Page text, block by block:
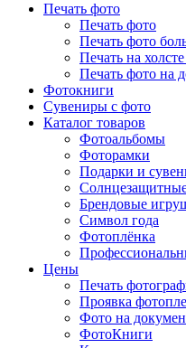
Печать фото
Печать фото
Печать фото
Печать на
Печать фото на
Фотокниги
Сувениры с фото
Каталог товаров
Фотоальбомы
Фоторамки
Подарки и
Брендовые
Символ года
Фотоплёнка
Цены
Печать
Проявка
Фото на
ФотоКниги